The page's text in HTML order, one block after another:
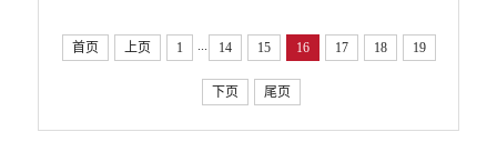
首页 上页 1 ... 14 15 16 17 18 19
下页 尾页